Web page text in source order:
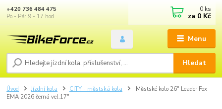
Menu
Hledat
+420 736 484 475
Po - Pá: 9 - 17 hod.
0 ks
za 0 Kč
Úvod Jízdní kola CITY - městská kola
Městské kolo 26" Leader Fox
EMA 2026 černá vel.17"